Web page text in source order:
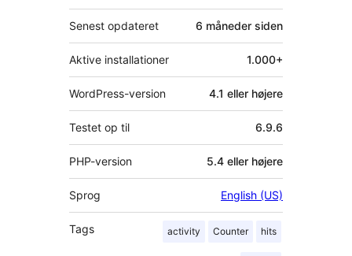
Senest opdateret 6 måneder siden
Aktive installationer 1.000+
WordPress-version 4.1 eller højere
Testet op til 6.9.6
PHP-version 5.4 eller højere
Sprog English (US)
Tags activity Counter hits